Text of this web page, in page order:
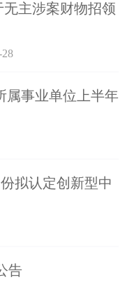
主涉案财物招领
28
属事业单位上半年
拟认定创新型中
告